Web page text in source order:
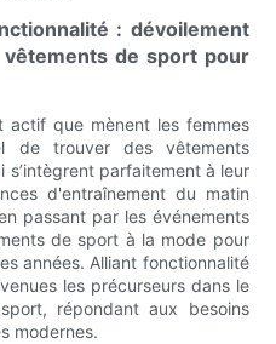
: dévoilement
de sport pour
que mènent les femmes
de trouver des vêtements
parfaitement à leur
d'entraînement du matin
passant par les événements
de sport à la mode pour
années. Alliant fonctionnalité
les précurseurs dans le
répondant aux besoins
modernes.